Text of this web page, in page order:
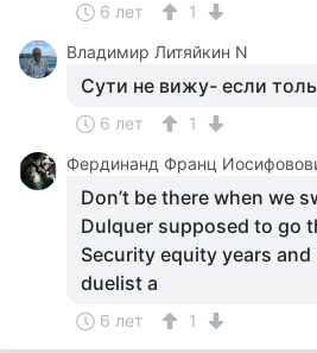
6 лет
1
Владимир Литяйкин N
Сути не вижу- если
6 лет
1
Фердинанд Франц
Don’t be there when we
Dulquer supposed to go
Security equity years and
duelist a
6 лет 1